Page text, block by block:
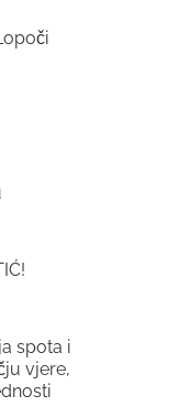
spota i
vjere,